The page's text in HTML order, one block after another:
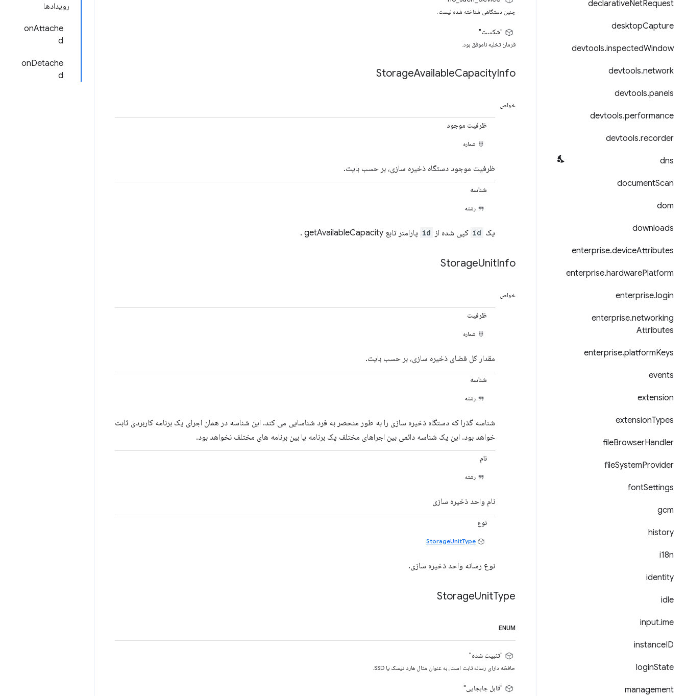
declarativeNetRequest
desktopCapture
devtools.inspectedWindow
devtools.network
devtools.panels
devtools.performance
devtools.recorder
dns
documentScan
dom
downloads
enterprise.deviceAttributes
enterprise.hardwarePlatform
enterprise.login
enterprise.networking
Attributes
enterprise.platformKeys
events
extension
extensionTypes
fileBrowserHandler
fileSystemProvider
fontSettings
gcm
history
i18n
identity
idle
input.ime
instanceID
loginState
management
رویدادها
onAttache
d
onDetache
d
چنین دستگاهی شناخته شده نیست.
"شکست"
فرمان تخلیه ناموفق بود.
StorageAvailableCapacityInfo
خواص
ظرفیت موجود
شماره
ظرفیت موجود دستگاه ذخیره سازی، بر حسب بایت.
شناسه
رشته
یک id کپی شده از id پارامتر تابع getAvailableCapacity .
StorageUnitInfo
خواص
ظرفیت
شماره
مقدار کل فضای ذخیره سازی، بر حسب بایت.
شناسه
رشته
شناسه گذرا که دستگاه ذخیره سازی را به طور منحصر به فرد شناسایی می کند. این شناسه در همان اجرای یک برنامه کاربردی ثابت
خواهد بود. این یک شناسه دائمی بین اجراهای مختلف یک برنامه یا بین برنامه های مختلف نخواهد بود.
نام
رشته
نام واحد ذخیره سازی
نوع
StorageUnitType
نوع رسانه واحد ذخیره سازی.
StorageUnitType
ENUM
"تثبیت شده"
حافظه دارای رسانه ثابت است، به عنوان مثال هارد دیسک یا SSD.
"قابل جابجایی"